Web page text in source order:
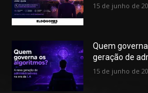
15 de junho de
Quem
geração de
15 de junho de